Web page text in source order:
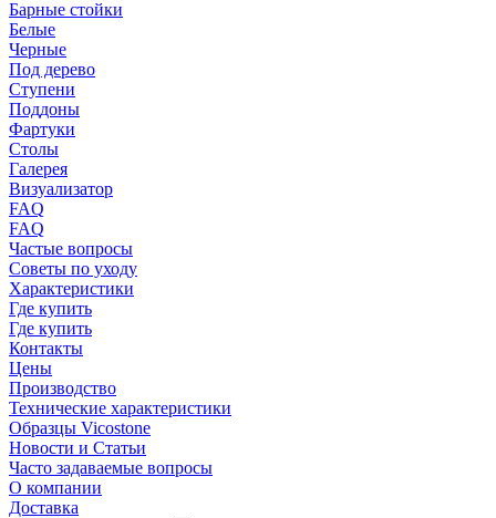
Барные стойки
Белые
Черные
Под дерево
Ступени
Поддоны
Фартуки
Столы
Галерея
Визуализатор
FAQ
FAQ
Частые вопросы
Советы по уходу
Характеристики
Где купить
Где купить
Контакты
Цены
Производство
Технические характеристики
Образцы Vicostone
Новости и Статьи
Часто задаваемые вопросы
О компании
Доставка